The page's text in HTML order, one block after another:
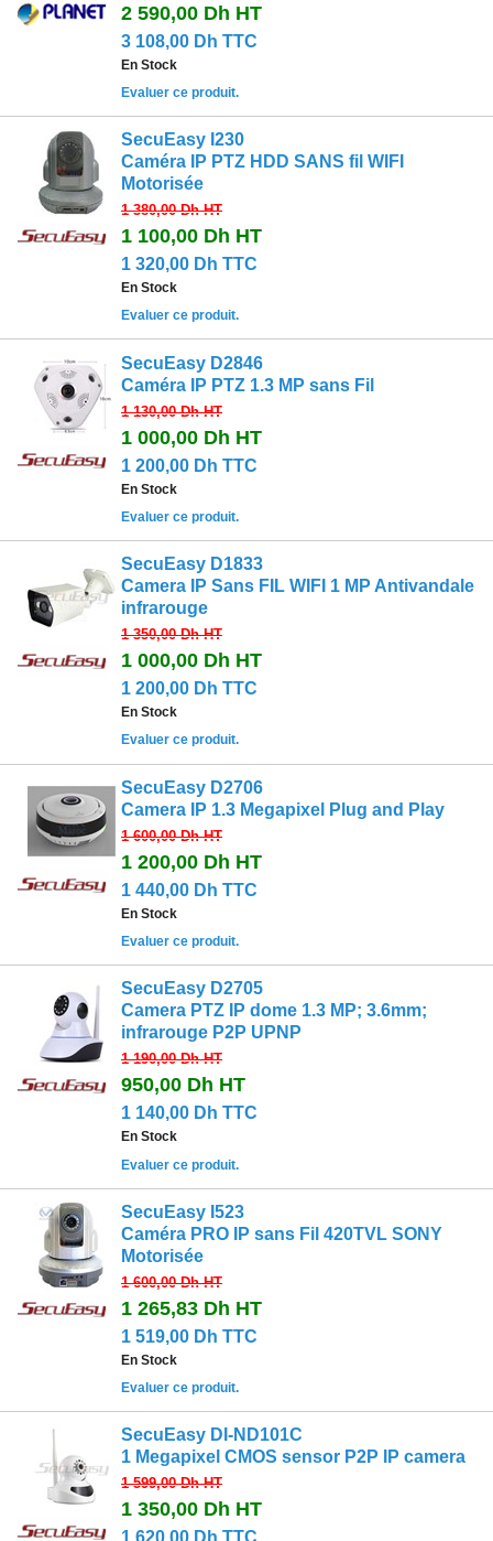
2 590,00 Dh HT
3 108,00 Dh TTC
En Stock
Evaluer ce produit.
SecuEasy I230
Caméra IP PTZ HDD SANS fil WIFI
Motorisée
1 380,00 DhHT
1 100,00 Dh HT
1 320,00 Dh TTC
En Stock
Evaluer ce produit.
SecuEasy D2846
Caméra IP PTZ 1.3 MP sans Fil
1 130,00 DhHT
1 000,00 Dh HT
1 200,00 Dh TTC
En Stock
Evaluer ce produit.
SecuEasy D1833
Camera IP Sans FIL WIFI 1 MP Antivandale
infrarouge
1 350,00 DhHT
1 000,00 Dh HT
1 200,00 Dh TTC
En Stock
Evaluer ce produit.
SecuEasy D2706
Camera IP 1.3 Megapixel Plug and Play
1 600,00 DhHT
1 200,00 Dh HT
1 440,00 Dh TTC
En Stock
Evaluer ce produit.
SecuEasy D2705
Camera PTZ IP dome 1.3 MP; 3.6mm;
infrarouge P2P UPNP
1 190,00 DhHT
950,00 Dh HT
1 140,00 Dh TTC
En Stock
Evaluer ce produit.
SecuEasy I523
Caméra PRO IP sans Fil 420TVL SONY
Motorisée
1 600,00 DhHT
1 265,83 Dh HT
1 519,00 Dh TTC
En Stock
Evaluer ce produit.
SecuEasy DI-ND101C
1 Megapixel CMOS sensor P2P IP camera
1 599,00 DhHT
1 350,00 Dh HT